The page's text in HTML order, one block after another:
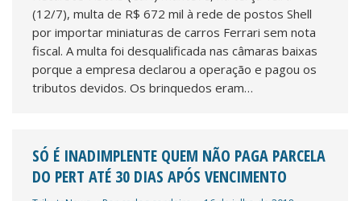
(12/7), multa de R$ 672 mil à rede de postos Shell
por importar miniaturas de carros Ferrari sem nota
fiscal. A multa foi desqualificada nas câmaras baixas
porque a empresa declarou a operação e pagou os
tributos devidos. Os brinquedos eram…
SÓ É INADIMPLENTE QUEM NÃO PAGA PARCELA
DO PERT ATÉ 30 DIAS APÓS VENCIMENTO